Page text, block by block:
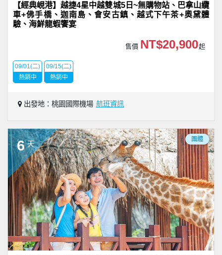
【經典峴港】越捷4星中越雙城5日~無購物站、巴拿山纜
車+佛手橋、迦南島、會安古鎮、越式下午茶+奧黛體
驗、海鮮龍蝦饗宴
售價 NT$20,900起
09/01(二)
熱銷中
09/15(二)
熱銷中
出發地：桃園國際機場 航班資訊
6 天
團體